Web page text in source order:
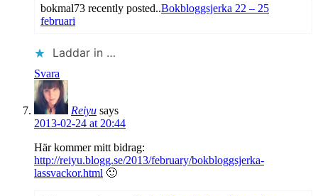
bokmal73 recently posted..Bokbloggsjerka 22 – 25
februari
Laddar in …
Svara
Reiyu says
2013-02-24 at 20:44
Här kommer mitt bidrag:
http://reiyu.blogg.se/2013/february/bokbloggsjerka-
lassvackor.html 🙂